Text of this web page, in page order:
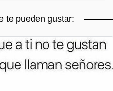
te pueden gustar: